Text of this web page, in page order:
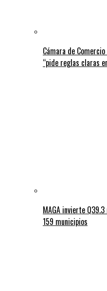
Cámara de
“pide reglas claras
MAGA invierte
159 municipios